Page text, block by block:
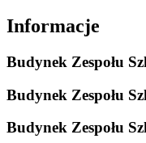
Informacje
Budynek Zespołu
Budynek Zespołu
Budynek Zespołu